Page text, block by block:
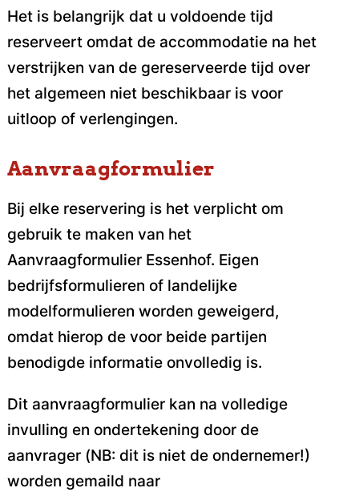
Het is belangrijk dat u voldoende tijd
reserveert omdat de accommodatie na het
verstrijken van de gereserveerde tijd over
het algemeen niet beschikbaar is voor
uitloop of verlengingen.
Aanvraagformulier
Bij elke reservering is het verplicht om
gebruik te maken van het
Aanvraagformulier Essenhof. Eigen
bedrijfsformulieren of landelijke
modelformulieren worden geweigerd,
omdat hierop de voor beide partijen
benodigde informatie onvolledig is.
Dit aanvraagformulier kan na volledige
invulling en ondertekening door de
aanvrager (NB: dit is niet de ondernemer!)
worden gemaild naar